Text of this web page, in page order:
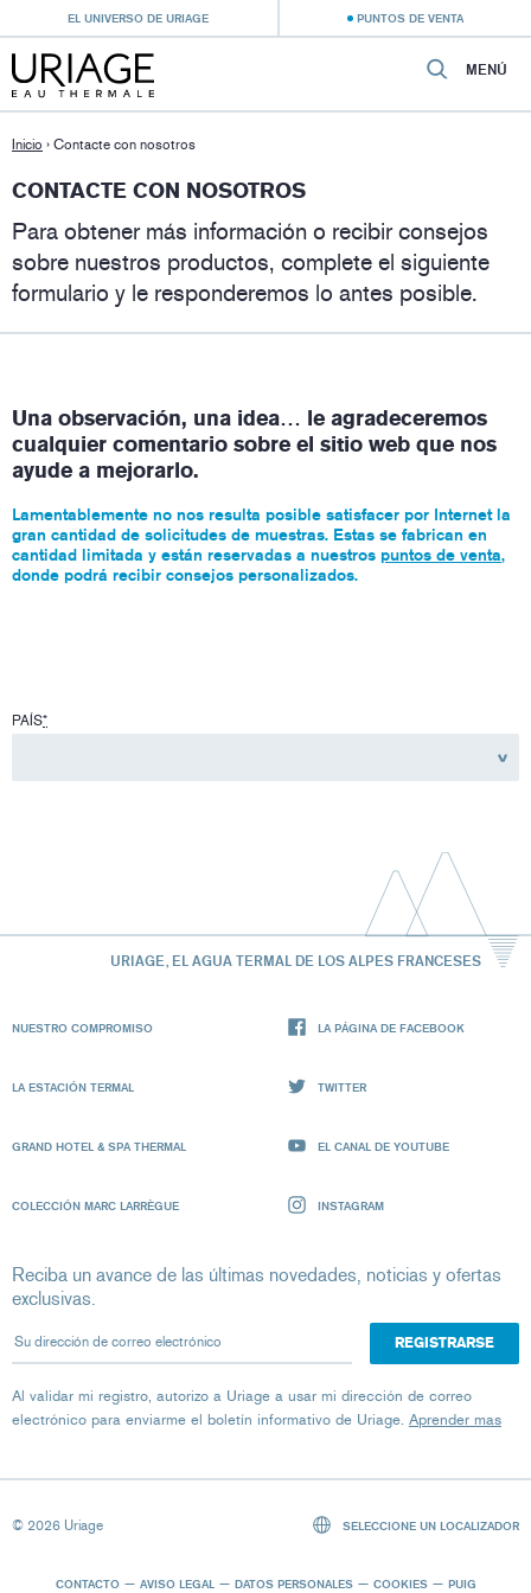
EL UNIVERSO DE URIAGE PUNTOS DE VENTA
MENÚ
Inicio › Contacte con nosotros
CONTACTE CON NOSOTROS
Para obtener más información o recibir consejos
sobre nuestros productos, complete el siguiente
formulario y le responderemos lo antes posible.
Una observación, una idea… le agradeceremos
cualquier comentario sobre el sitio web que nos
ayude a mejorarlo.
Lamentablemente no nos resulta posible satisfacer por Internet la
gran cantidad de solicitudes de muestras. Estas se fabrican en
cantidad limitada y están reservadas a nuestros puntos de venta,
donde podrá recibir consejos personalizados.
PAÍS*
URIAGE, EL AGUA TERMAL DE LOS ALPES FRANCESES
NUESTRO COMPROMISO
LA ESTACIÓN TERMAL
GRAND HOTEL & SPA THERMAL
COLECCIÓN MARC LARRÈGUE
LA PÁGINA DE FACEBOOK
TWITTER
EL CANAL DE YOUTUBE
INSTAGRAM
Reciba un avance de las últimas novedades, noticias y ofertas
exclusivas.
Su dirección de correo electrónico
Al validar mi registro, autorizo ​​a Uriage a usar mi dirección de correo
electrónico para enviarme el boletín informativo de Uriage. Aprender mas
© 2026 Uriage
CONTACTO AVISO LEGAL DATOS PERSONALES COOKIES PUIG
SELECCIONE UN LOCALIZADOR